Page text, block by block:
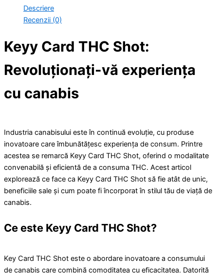
Descriere
Recenzii (0)
Keyy Card THC Shot:
Revoluționați-vă experiența
cu canabis
Industria canabisului este în continuă evoluție, cu produse
inovatoare care îmbunătățesc experiența de consum. Printre
acestea se remarcă Keyy Card THC Shot, oferind o modalitate
convenabilă și eficientă de a consuma THC. Acest articol
explorează ce face ca Keyy Card THC Shot să fie atât de unic,
beneficiile sale și cum poate fi încorporat în stilul tău de viață de
canabis.
Ce este Keyy Card THC Shot?
Key Card THC Shot este o abordare inovatoare a consumului
de canabis care combină comoditatea cu eficacitatea. Datorită